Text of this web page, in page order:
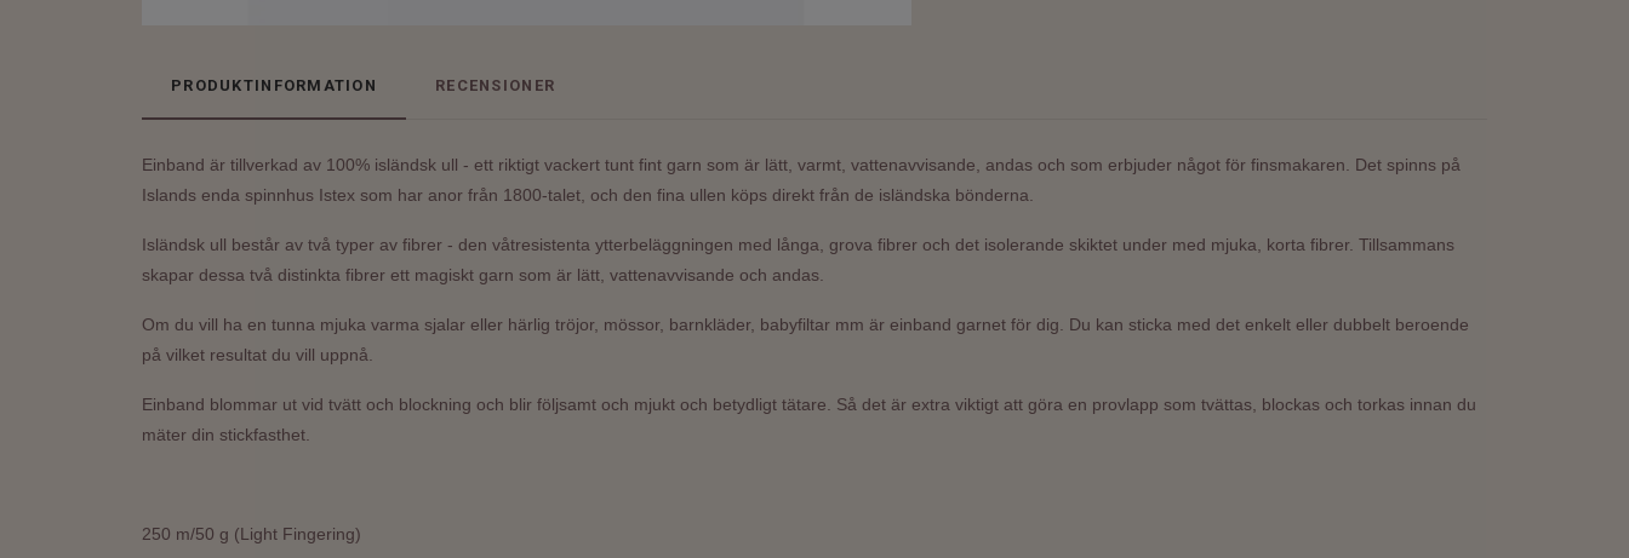
PRODUKTINFORMATION RECENSIONER
Einband är tillverkad av 100% isländsk ull - ett riktigt vackert tunt fint garn som är lätt, varmt, vattenavvisande, andas och som erbjuder något för finsmakaren. Det spinns på
Islands enda spinnhus Istex som har anor från 1800-talet, och den fina ullen köps direkt från de isländska bönderna.
Isländsk ull består av två typer av fibrer - den våtresistenta ytterbeläggningen med långa, grova fibrer och det isolerande skiktet under med mjuka, korta fibrer. Tillsammans
skapar dessa två distinkta fibrer ett magiskt garn som är lätt, vattenavvisande och andas.
Om du vill ha en tunna mjuka varma sjalar eller härlig tröjor, mössor, barnkläder, babyfiltar mm är einband garnet för dig. Du kan sticka med det enkelt eller dubbelt beroende
på vilket resultat du vill uppnå.
Einband blommar ut vid tvätt och blockning och blir följsamt och mjukt och betydligt tätare. Så det är extra viktigt att göra en provlapp som tvättas, blockas och torkas innan du
mäter din stickfasthet.
250 m/50 g (Light Fingering)